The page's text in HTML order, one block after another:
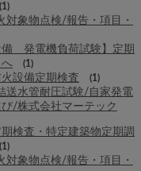
(1)
象物点検/報告・項目・
発電機負荷試験】定期
(1)
設備定期検査 (1)
水管耐圧試験/自家発電
/株式会社マーテック
検査・特定建築物定期調
(1)
象物点検/報告・項目・